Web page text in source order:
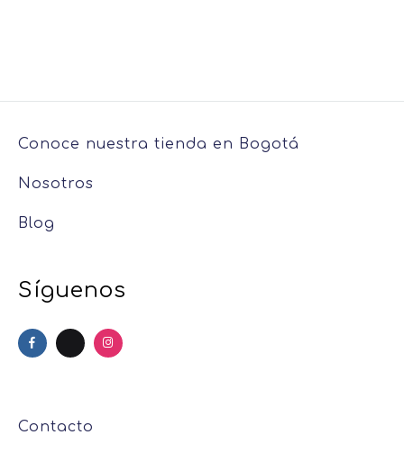
Conoce nuestra tienda en Bogotá
Nosotros
Blog
Síguenos
Contacto